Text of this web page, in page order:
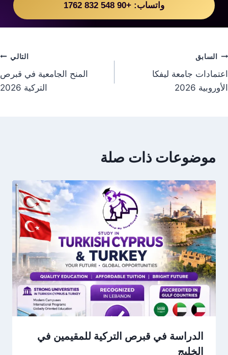
واتساب: +90 548 832 1762
السابق
اعتمادات جامعة ليفكا
الأوروبية 2026
التالي
المنح الجامعية في قبرص
التركية 2026
موضوعات ذات صلة
الدراسة في قبرص التركية للمقيمين في
الخليج